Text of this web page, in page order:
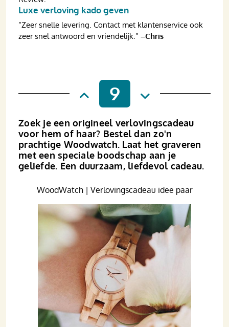
Luxe verloving kado geven
“Zeer snelle levering. Contact met klanten­service ook
zeer snel antwoord en vriendelijk.” –Chris
9
Zoek je een origineel verlovings­cadeau
voor hem of haar? Bestel dan zo'n
prachtige Woodwatch. Laat het graveren
met een speciale boodschap aan je
geliefde. Een duurzaam, liefdevol cadeau.
WoodWatch | Verlovingscadeau idee paar